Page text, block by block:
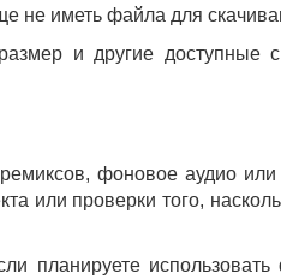
не иметь файла для
и другие
фоновое аудио
или проверки того,
планируете